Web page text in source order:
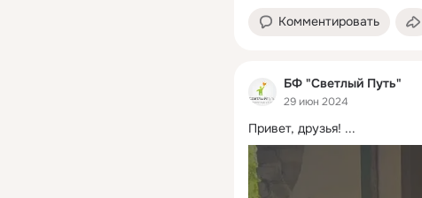
Комментировать
БФ "Светлый Путь"
29 июн 2024
Привет, друзья! ...